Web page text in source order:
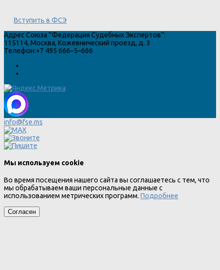
Вступить в ФСЭ
Адрес Союза "Федерация Судебных Экспертов":
115114, Москва, Кожевнический проезд, д. 3
Телефон:+7 495 666–5–666
info@fse.ms
Мы используем cookie
Во время посещения нашего сайта вы соглашаетесь с тем, что
мы обрабатываем ваши персональные данные с
использованием метрических программ. Подробнее
Согласен